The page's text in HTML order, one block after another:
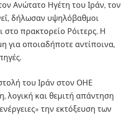
Ανώτατο Ηγέτη του Ιράν, τον
δήλωσαν υψηλόβαθμοι
στο πρακτορείο Ρόιτερς. Η
για οποιαδήποτε αντίποινα,
του Ιράν στον ΟΗΕ
λογική και θεμιτή απάντηση
την εκτόξευση των